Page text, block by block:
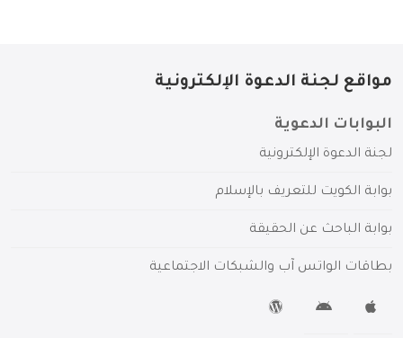
مواقع لجنة الدعوة الإلكترونية
البوابات الدعوية
لجنة الدعوة الإلكترونية
بوابة الكويت للتعريف بالإسلام
بوابة الباحث عن الحقيقة
بطاقات الواتس آب والشبكات الاجتماعية